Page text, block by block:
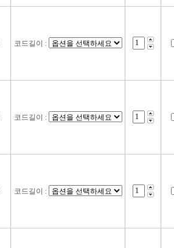
코드길이 :
코드길이 :
코드길이 :